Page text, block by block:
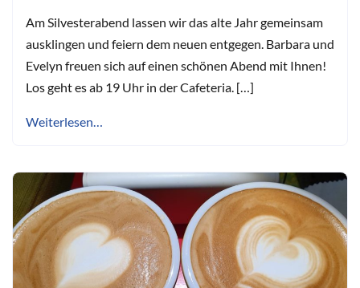
Am Silvesterabend lassen wir das alte Jahr gemeinsam
ausklingen und feiern dem neuen entgegen. Barbara und
Evelyn freuen sich auf einen schönen Abend mit Ihnen!
Los geht es ab 19 Uhr in der Cafeteria. […]
Weiterlesen…